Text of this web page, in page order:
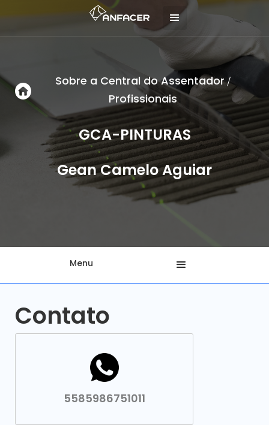
Sobre a Central do Assentador/
Profissionais
GCA-PINTURAS
Gean Camelo Aguiar
Menu
Contato
5585986751011